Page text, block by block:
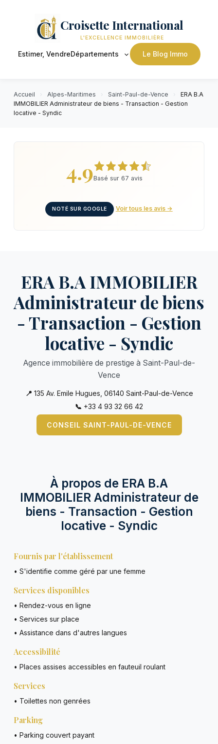
Croisette International
L'EXCELLENCE IMMOBILIÈRE
Estimer, VendreDépartements Le Blog Immo
Accueil Alpes-Maritimes Saint-Paul-de-Vence
ERA B.A
IMMOBILIER Administrateur de biens - Transaction - Gestion
locative - Syndic
4.9Basé sur 67 avis
NOTÉ SUR GOOGLE Voir tous les avis →
ERA B.A IMMOBILIER
Administrateur de biens
- Transaction - Gestion
locative - Syndic
Agence immobilière de prestige à Saint-Paul-de-
Vence
📍 135 Av. Emile Hugues, 06140 Saint-Paul-de-Vence
📞 +33 4 93 32 66 42
CONSEIL SAINT-PAUL-DE-VENCE
À propos de ERA B.A
IMMOBILIER Administrateur de
biens - Transaction - Gestion
locative - Syndic
Fournis par l'établissement
• S'identifie comme géré par une femme
Services disponibles
• Rendez-vous en ligne
• Services sur place
• Assistance dans d'autres langues
Accessibilité
• Places assises accessibles en fauteuil roulant
Services
• Toilettes non genrées
Parking
• Parking couvert payant